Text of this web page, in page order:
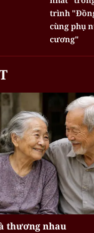
trình
cùng phụ
cương"
thương nhau